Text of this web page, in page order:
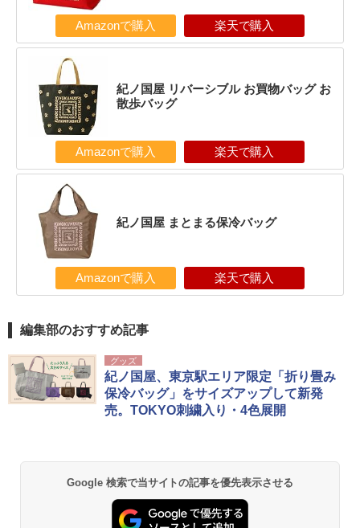
Amazonで購入 楽天で購入
紀ノ国屋 リバーシブル お買物バッグ お
散歩バッグ
Amazonで購入 楽天で購入
紀ノ国屋 まとまる保冷バッグ
Amazonで購入 楽天で購入
編集部のおすすめ記事
グッズ
紀ノ国屋、東京駅エリア限定「折り畳み
保冷バッグ」をサイズアップして新発
売。TOKYO刺繍入り・4色展開
Google 検索で当サイトの記事を優先表示させる